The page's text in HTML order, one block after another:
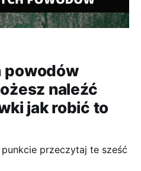
powodów
naleźć
jak robić to
przeczytaj te sześć